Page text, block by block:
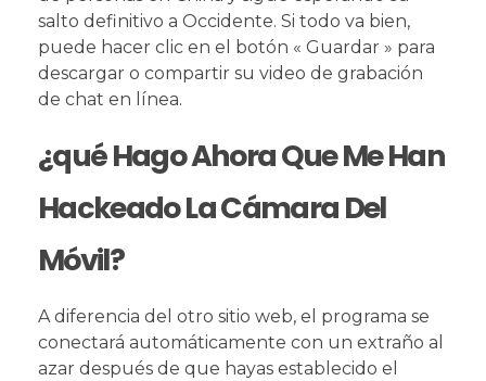
salto definitivo a Occidente. Si todo va bien,
puede hacer clic en el botón « Guardar » para
descargar o compartir su video de grabación
de chat en línea.
¿qué Hago Ahora Que Me Han
Hackeado La Cámara Del
Móvil?
A diferencia del otro sitio web, el programa se
conectará automáticamente con un extraño al
azar después de que hayas establecido el